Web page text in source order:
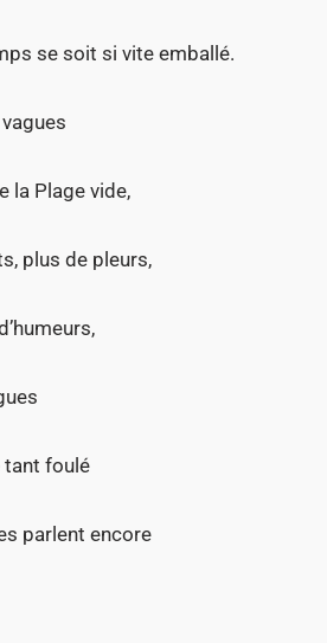
se soit si vite emballé.
la Plage vide,
plus de pleurs,
tant foulé
parlent encore